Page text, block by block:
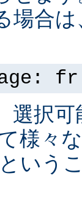
場合
fr
選択
様々
いう